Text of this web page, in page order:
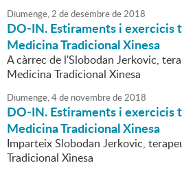
Diumenge,2 dedesembrede2018
DO-IN. Estiraments i exercicis
Medicina Tradicional Xinesa
A càrrec de l'Slobodan Jerkovic,
Medicina Tradicional Xinesa
Diumenge,4de novembrede2018
DO-IN. Estiraments i exercicis
Medicina Tradicional Xinesa
Imparteix Slobodan Jerkovic,
Tradicional Xinesa